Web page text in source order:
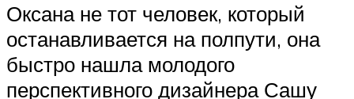
Оксана не тот человек, который
останавливается на полпути, она
быстро нашла молодого
перспективного дизайнера Сашу